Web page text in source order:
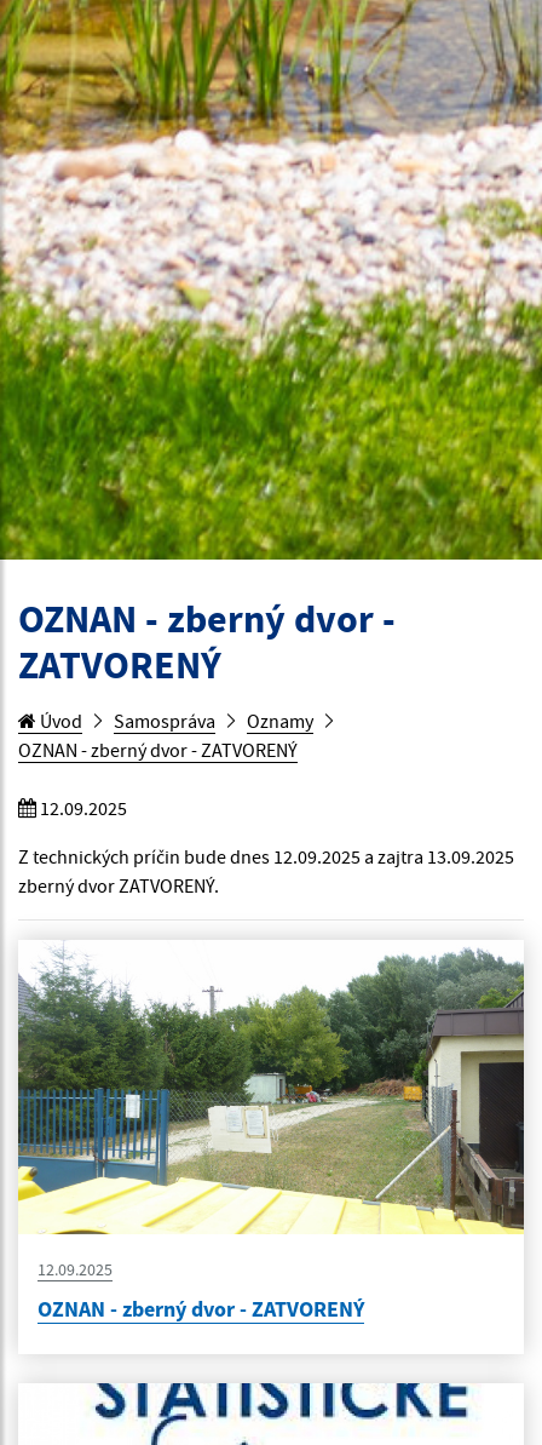
OZNAN - zberný dvor -
ZATVORENÝ
Úvod Samospráva
Oznamy
OZNAN - zberný dvor - ZATVORENÝ
12.09.2025
Z technických príčin bude dnes 12.09.2025 a zajtra 13.09.2025
zberný dvor ZATVORENÝ.
12.09.2025
OZNAN - zberný dvor - ZATVORENÝ